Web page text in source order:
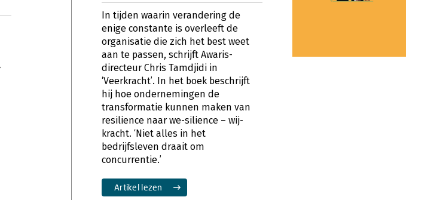
In tijden waarin verandering de
enige constante is overleeft de
organisatie die zich het best weet
aan te passen, schrijft Awaris-
directeur Chris Tamdjidi in
‘Veerkracht’. In het boek beschrijft
hij hoe ondernemingen de
transformatie kunnen maken van
resilience naar we-silience – wij-
kracht. ‘Niet alles in het
bedrijfsleven draait om
concurrentie.’
Artikel lezen